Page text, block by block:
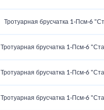
Тротуарная брусчатка 1‑Псм‑6
Тротуарная брусчатка 1‑Псм‑6
Тротуарная брусчатка 1‑Псм‑6
Тротуарная брусчатка 1‑Псм‑6